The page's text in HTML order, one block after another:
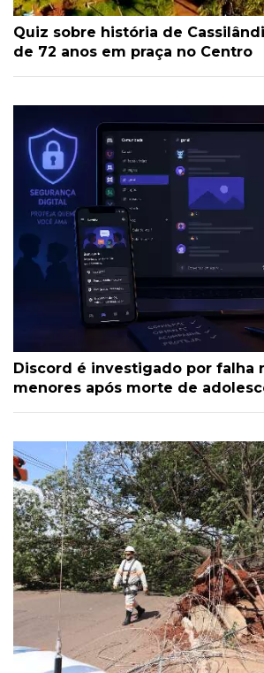
Quiz sobre história de
de 72 anos em praça no Centro
Discord é investigado por falha
menores após morte de